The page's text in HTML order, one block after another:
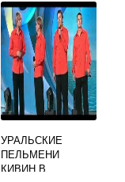
УРАЛЬСКИЕ
ПЕЛЬМЕНИ
КИВИН В